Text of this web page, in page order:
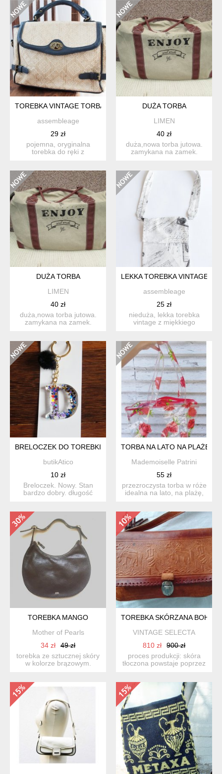
TOREBKA VINTAGE TORBA EFEKTOWNA POJEMNA DO RĘKI
assembleage
29 zł
pojemna, oryginalna
torebka do ręki z
DUŻA TORBA
LIMEN
40 zł
duża,nowa torba jutowa.
zamykana na zamek.
DUŻA TORBA
LIMEN
40 zł
duża,nowa torba jutowa.
zamykana na zamek.
LEKKA TOREBKA VINTAGE
assembleage
25 zł
nieduża, lekka torebka
vintage z miękkiego
BRELOCZEK DO TOREBKI / KLUCZY *1
butikAtico
10 zł
Breloczek. Nowy. Stan
bardzo dobry. długość
TORBA NA LATO NA PLAŻĘ
Mademoiselle Patrini
55 zł
przezroczysta torba w róże
idealna na lato, na plażę,
TOREBKA MANGO
Mother of Pearls
34 zł
49 zł
torebka ze sztucznej skóry
w kolorze brązowym.
TOREBKA SKÓRZANA BOHO
VINTAGE SELECTA
810 zł
900 zł
proces produkcji: skóra
tłoczona powstaje poprzez